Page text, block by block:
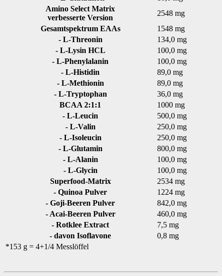
Amino Select Matrix
verbesserte Version
2548 mg
Gesamtspektrum EAAs
1548 mg
- L-Threonin
134,0 mg
- L-Lysin HCL
100,0 mg
- L-Phenylalanin
100,0 mg
- L-Histidin
89,0 mg
- L-Methionin
89,0 mg
- L-Tryptophan
36,0 mg
BCAA 2:1:1
1000 mg
- L-Leucin
500,0 mg
- L-Valin
250,0 mg
- L-Isoleucin
250,0 mg
- L-Glutamin
800,0 mg
- L-Alanin
100,0 mg
- L-Glycin
100,0 mg
Superfood-Matrix
2534 mg
- Quinoa Pulver
1224 mg
- Goji-Beeren Pulver
842,0 mg
- Acai-Beeren Pulver
460,0 mg
- Rotklee Extract
7,5 mg
- davon Isoflavone
0,8 mg
*153 g = 4+1/4 Messlöffel